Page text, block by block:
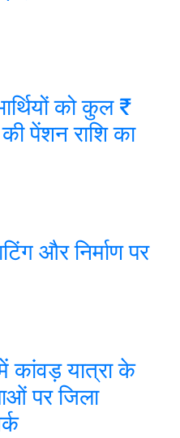
को कुल ₹
पेंशन राशि का
और निर्माण पर
कांवड़ यात्रा के
पर जिला